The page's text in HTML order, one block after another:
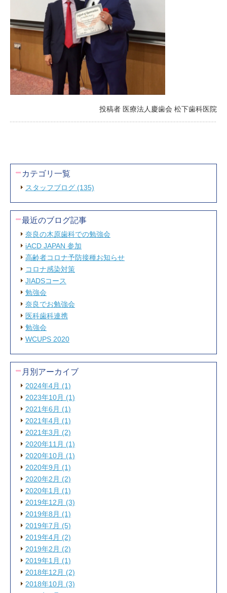
投稿者 医療法人慶歯会 松下歯科医院
カテゴリ一覧
スタッフブログ (135)
最近のブログ記事
奈良の木原歯科での勉強会
iACD JAPAN 参加
高齢者コロナ予防接種お知らせ
コロナ感染対策
JIADSコース
勉強会
奈良でお勉強会
医科歯科連携
勉強会
WCUPS 2020
月別アーカイブ
2024年4月 (1)
2023年10月 (1)
2021年6月 (1)
2021年4月 (1)
2021年3月 (2)
2020年11月 (1)
2020年10月 (1)
2020年9月 (1)
2020年2月 (2)
2020年1月 (1)
2019年12月 (3)
2019年8月 (1)
2019年7月 (5)
2019年4月 (2)
2019年2月 (2)
2019年1月 (1)
2018年12月 (2)
2018年10月 (3)